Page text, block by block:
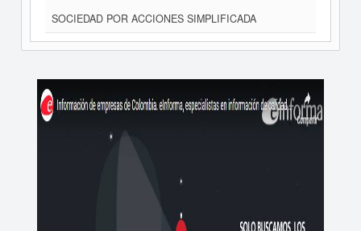
SOCIEDAD POR ACCIONES SIMPLIFICADA